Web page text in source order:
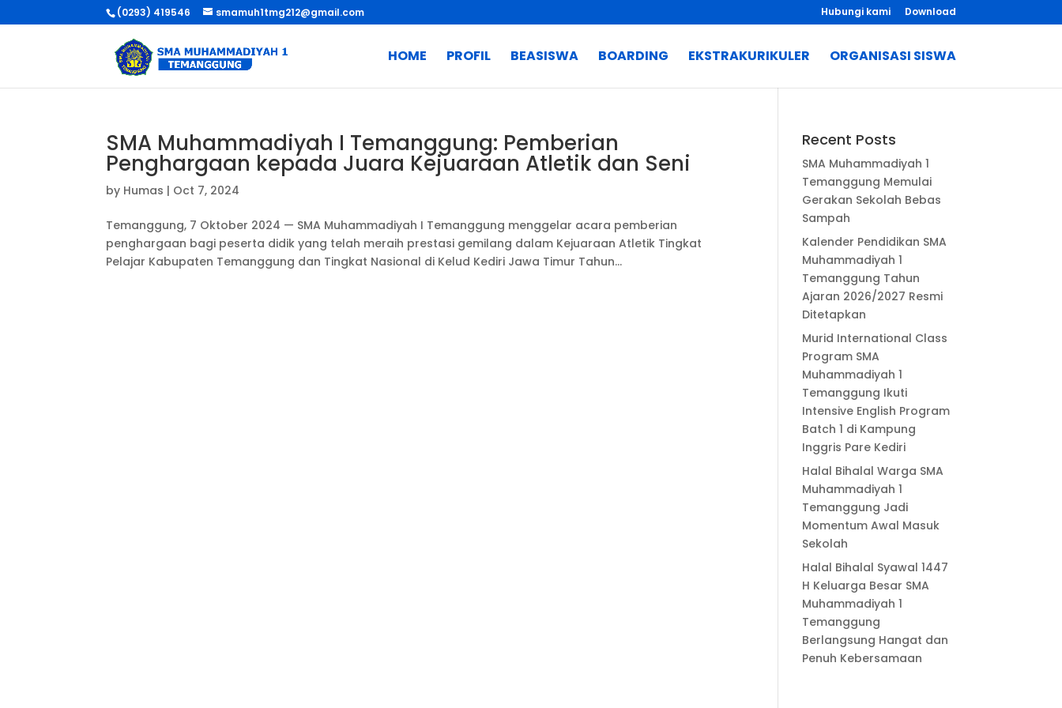
(0293) 419546 smamuh1tmg212@gmail.com Hubungi kami Download
HOME PROFIL BEASISWA BOARDING EKSTRAKURIKULER ORGANISASI SISWA
SMA Muhammadiyah I Temanggung: Pemberian
Penghargaan kepada Juara Kejuaraan Atletik dan Seni
by Humas | Oct 7, 2024
Temanggung, 7 Oktober 2024 — SMA Muhammadiyah I Temanggung menggelar acara pemberian
penghargaan bagi peserta didik yang telah meraih prestasi gemilang dalam Kejuaraan Atletik Tingkat
Pelajar Kabupaten Temanggung dan Tingkat Nasional di Kelud Kediri Jawa Timur Tahun...
Recent Posts
SMA Muhammadiyah 1
Temanggung Memulai
Gerakan Sekolah Bebas
Sampah
Kalender Pendidikan SMA
Muhammadiyah 1
Temanggung Tahun
Ajaran 2026/2027 Resmi
Ditetapkan
Murid International Class
Program SMA
Muhammadiyah 1
Temanggung Ikuti
Intensive English Program
Batch 1 di Kampung
Inggris Pare Kediri
Halal Bihalal Warga SMA
Muhammadiyah 1
Temanggung Jadi
Momentum Awal Masuk
Sekolah
Halal Bihalal Syawal 1447
H Keluarga Besar SMA
Muhammadiyah 1
Temanggung
Berlangsung Hangat dan
Penuh Kebersamaan